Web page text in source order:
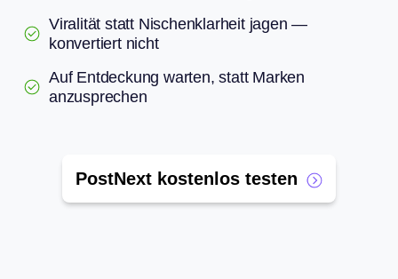
Viralität statt Nischenklarheit jagen —
konvertiert nicht
Auf Entdeckung warten, statt Marken
anzusprechen
PostNext kostenlos testen